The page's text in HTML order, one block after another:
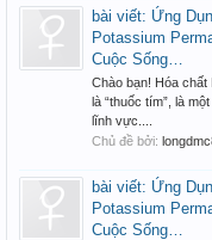
bài viết: Ứng
Potassium
Cuộc Sống…
Chào bạn! Hóa
là “thuốc tím”, là
lĩnh vực....
Chủ đề bởi:
bài viết: Ứng
Potassium
Cuộc Sống…